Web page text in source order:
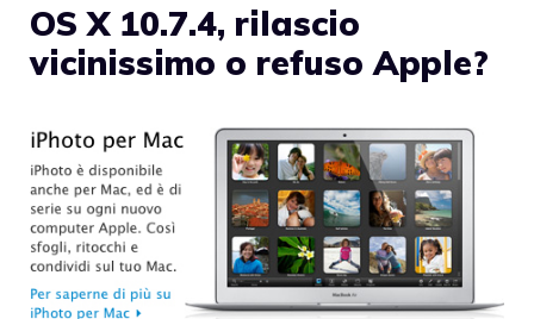
OS X 10.7.4, rilascio
vicinissimo o refuso Apple?